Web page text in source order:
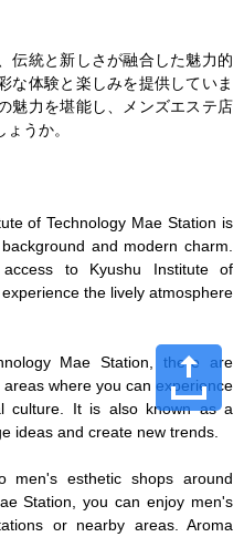
伝統と新しさが融合した魅力的
な体験と楽しみを提供していま
魅力を堪能し、メンズエステ店
うか。
of Technology Mae Station is
and modern charm.
to Kyushu Institute of
the lively atmosphere
Mae Station, there are
where you can experience
culture. It is also known as a
ideas and create new trends.
men's esthetic shops around
Station, you can enjoy men's
or nearby areas. Aroma